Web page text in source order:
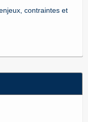
contraintes et